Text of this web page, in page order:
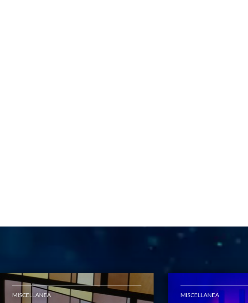
MISCELLANEA MISCELLANEA